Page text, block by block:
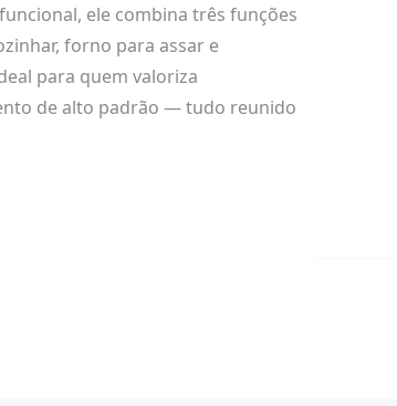
ele combina três funções
forno para assar e
para quem valoriza
de alto padrão — tudo reunido